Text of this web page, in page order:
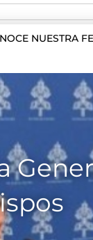
NUESTRA FE